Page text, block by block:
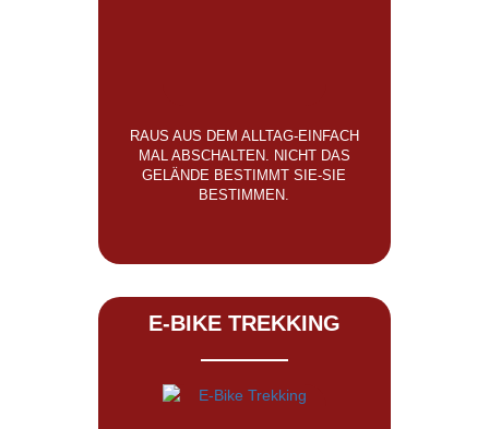
RAUS AUS DEM ALLTAG-EINFACH
MAL ABSCHALTEN. NICHT DAS
GELÄNDE BESTIMMT SIE-SIE
BESTIMMEN.
E-BIKE TREKKING